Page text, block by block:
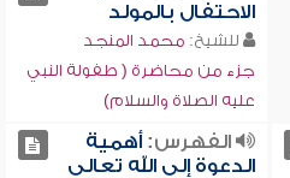
الاحتفال بالمولد
للشيخ: محمد المنجد
جزء من محاضرة ( طفولة النبي
عليه الصلاة والسلام)
الفهرس:أهمية
الدعوة إلى الله تعالى